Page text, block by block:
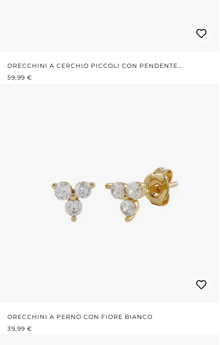
ORECCHINI A CERCHIO PICCOLI CON PENDENTE
ROTONDO
PREZZO NORMALE:
59,99 €
ORECCHINI A PERNO CON FIORE BIANCO
PREZZO NORMALE:
39,99 €